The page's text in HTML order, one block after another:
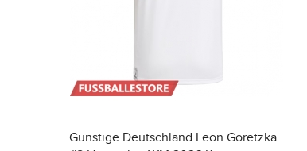
Günstige Deutschland Leon Goretzka